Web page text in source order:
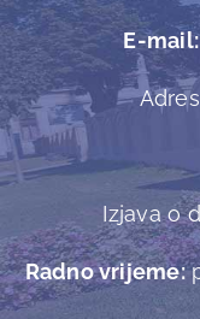
E-mail:
Izjava o
Radno vrijeme: